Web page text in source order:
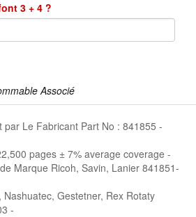
3 + 4 ?
Associé
par Le Fabricant Part No : 841855 -
pages ± 7% average coverage -
Marque Ricoh, Savin, Lanier 841851-
Gestetner, Rex Rotaty
-